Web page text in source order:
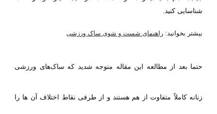
شناسایی کنید.
بیشتر بخوانید: راهنمای شست و شوی ساک ورزشی
حتما بعد از مطالعه این مقاله متوجه شدید که ساک‌های ورزشی
زنانه کاملاً متفاوت از هم هستند و از طرفی نقاط اختلاف آن ها را